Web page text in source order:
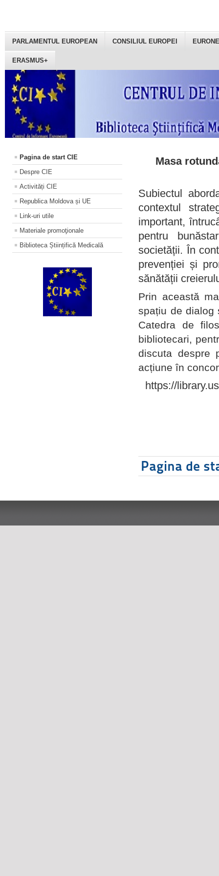
PARLAMENTUL EUROPEAN CONSILIUL EUROPEI
ERASMUS+
Pagina de start CIE
Despre CIE
Activități CIE
Republica Moldova și UE
Link-uri utile
Materiale promoţionale
Biblioteca Științifică Medicală
Masa
Subiectul
contextul
important,
pentru
societății. În
prevenției și
sănătății
Prin această
spațiu de dialog
Catedra de
bibliotecari,
discuta despre
acțiune în
https://
Pagina de